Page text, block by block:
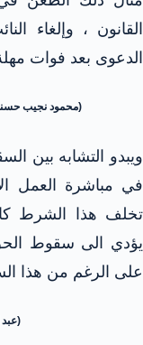
القانون ، وإلغاء
الدعوى بعد فوات
(محمود نجيب حسني
ويبدو التشابه بين
في مباشرة العمل
تخلف هذا الشرط
يؤدي الى سقوط
على الرغم من هذا